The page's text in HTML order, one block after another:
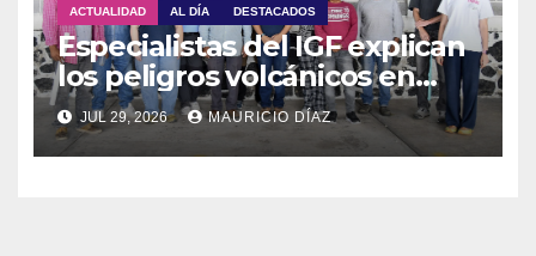
ACTUALIDAD AL DÍA DESTACADOS
Especialistas del IGF explican
los peligros volcánicos en
Guadalupe Huexocuapan
JUL 29, 2026 MAURICIO DÍAZ